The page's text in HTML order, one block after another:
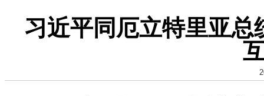
习近平同厄立特里亚总